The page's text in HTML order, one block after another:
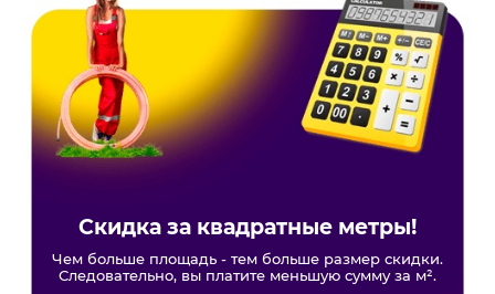
Скидка за квадратные метры!
Чем больше площадь - тем больше размер скидки.
Следовательно, вы платите меньшую сумму за м².